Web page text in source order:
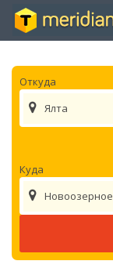
Откуда
Ялта
Куда
Новоозерное